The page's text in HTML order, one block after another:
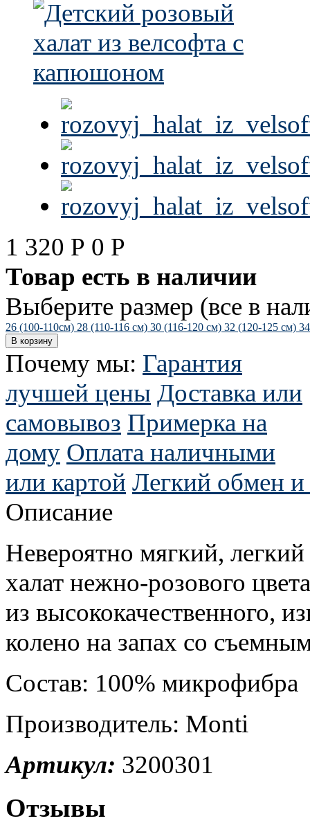
1 320 Р 0 Р
Товар есть в наличии
Выберите размер (все в
26 (100-110см) 28 (110-116 см) 30 (116-120 см) 32 (120-125 см)
Почему мы: Гарантия
лучшей цены Доставка или
самовывоз Примерка на
дому Оплата наличными
или картой Легкий обмен и
Описание
Невероятно мягкий,
халат нежно-розового
из высококачественного,
колено на запах со
Состав: 100% микрофибра
Производитель: Monti
Артикул: 3200301
Отзывы